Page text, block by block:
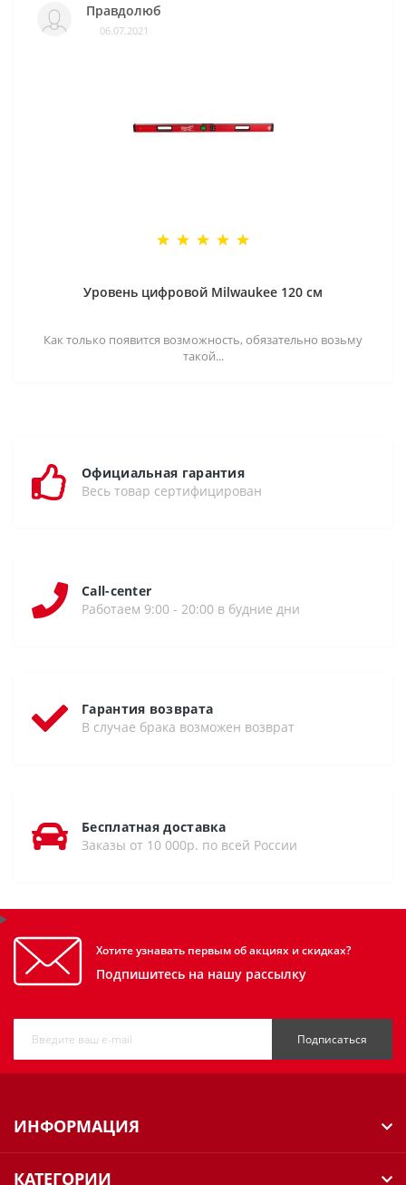
Правдолюб
06.07.2021
Уровень цифровой Milwaukee 120 см
Как только появится возможность, обязательно возьму
такой...
Официальная гарантия
Весь товар сертифицирован
Call-center
Работаем 9:00 - 20:00 в будние дни
Гарантия возврата
В случае брака возможен возврат
Бесплатная доставка
Заказы от 10 000р. по всей России
Хотите узнавать первым об акциях и скидках?
Подпишитесь на нашу рассылку
Подписаться
ИНФОРМАЦИЯ
КАТЕГОРИИ